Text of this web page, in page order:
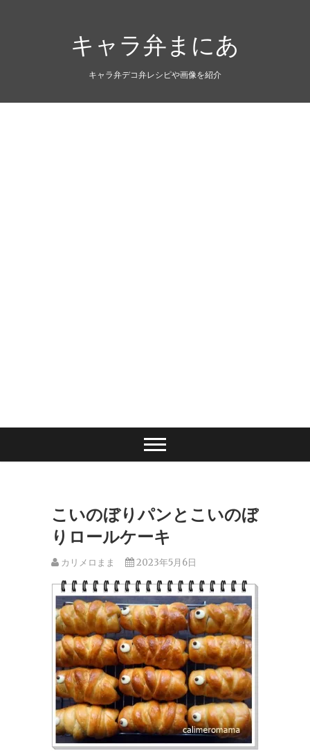
キャラ弁まにあ
キャラ弁デコ弁レシピや画像を紹介
こいのぼりパンとこいのぼ
りロールケーキ
カリメロまま 2023年5月6日